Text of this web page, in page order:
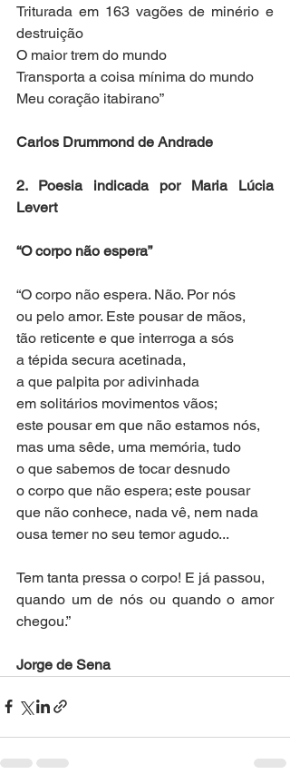
Triturada em 163 vagões de minério e
destruição
O maior trem do mundo
Transporta a coisa mínima do mundo
Meu coração itabirano”
Carlos Drummond de Andrade
2. Poesia indicada por Maria Lúcia
Levert
“O corpo não espera”
“O corpo não espera. Não. Por nós
ou pelo amor. Este pousar de mãos,
tão reticente e que interroga a sós
a tépida secura acetinada,
a que palpita por adivinhada
em solitários movimentos vãos;
este pousar em que não estamos nós,
mas uma sêde, uma memória, tudo
o que sabemos de tocar desnudo
o corpo que não espera; este pousar
que não conhece, nada vê, nem nada
ousa temer no seu temor agudo...
Tem tanta pressa o corpo! E já passou,
quando um de nós ou quando o amor
chegou.”
Jorge de Sena